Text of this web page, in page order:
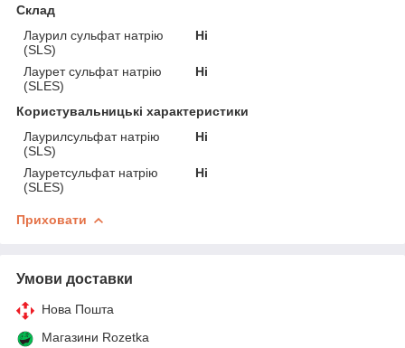
Склад
Лаурил сульфат натрію
(SLS)
Ні
Лаурет сульфат натрію
(SLES)
Ні
Користувальницькі характеристики
Лаурилсульфат натрію
(SLS)
Ні
Лауретсульфат натрію
(SLES)
Ні
Приховати
Умови доставки
Нова Пошта
Магазини Rozetka